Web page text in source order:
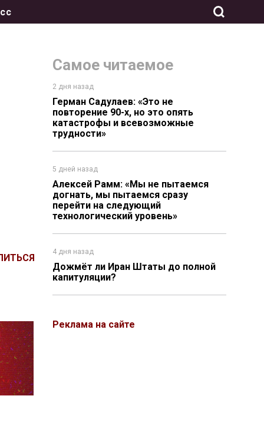
Самое читаемое
2 дня назад
Герман Садулаев: «Это не
повторение 90-х, но это опять
катастрофы и всевозможные
трудности»
5 дней назад
Алексей Рамм: «Мы не пытаемся
догнать, мы пытаемся сразу
перейти на следующий
технологический уровень»
4 дня назад
Дожмёт ли Иран Штаты до полной
капитуляции?
Реклама на сайте